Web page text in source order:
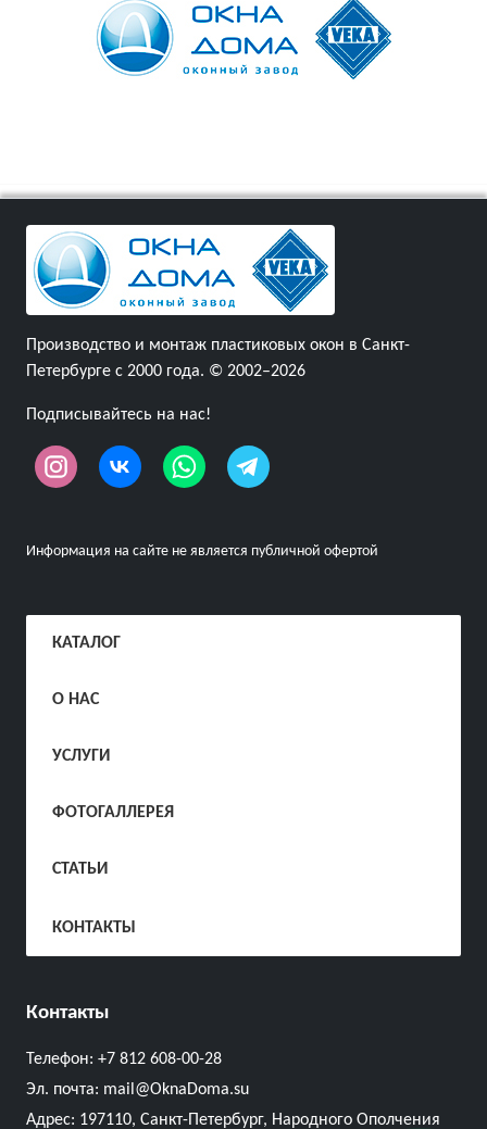
Производство и монтаж пластиковых окон в Санкт-
Петербурге с 2000 года. © 2002–2026
Подписывайтесь на нас!
Информация на сайте не является публичной офертой
КАТАЛОГ
О НАС
УСЛУГИ
ФОТОГАЛЛЕРЕЯ
СТАТЬИ
КОНТАКТЫ
Контакты
Телефон: +7 812 608-00-28
Эл. почта: mail@OknaDoma.su
Адрес: 197110, Санкт-Петербург, Народного Ополчения